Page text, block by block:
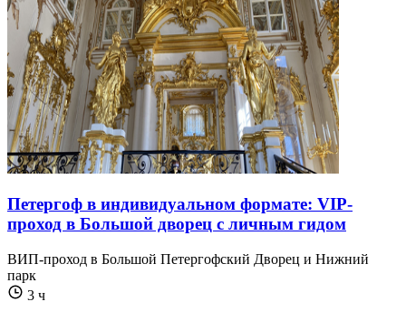
Петергоф в индивидуальном формате: VIP-
проход в Большой дворец с личным гидом
ВИП-проход в Большой Петергофский Дворец и Нижний
парк
3 ч